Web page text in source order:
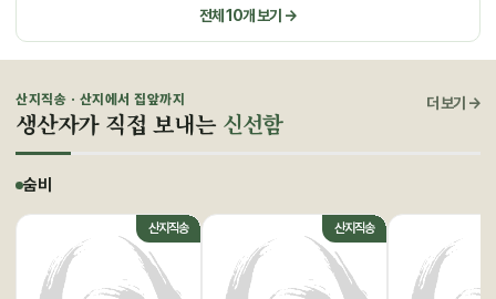
전체 10개 보기 →
산지직송 · 산지에서 집앞까지
생산자가 직접 보내는 신선함
더 보기 →
숨비
산지직송 산지직송